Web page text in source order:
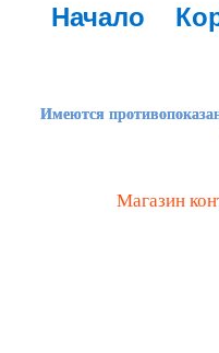
Начало
Имеются
Магазин